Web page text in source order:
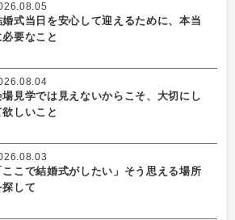
婚式当日を安心して迎えるために、本当
必要なこと
場見学では見えないからこそ、大切にし
欲しいこと
ここで結婚式がしたい」そう思える場所
探して